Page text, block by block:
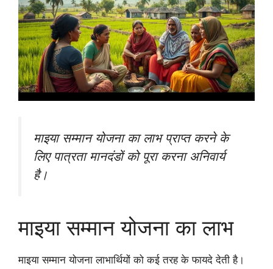
माइया सम्मान योजना का लाभ प्राप्त करने के
लिए पात्रता मानदंडों को पूरा करना अनिवार्य
है।
माइया सम्मान योजना का लाभ
माइया सम्मान योजना लाभार्थियों को कई तरह के फायदे देती है।